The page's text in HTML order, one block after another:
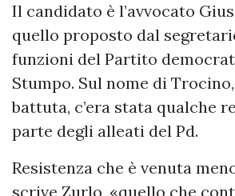
Il candidato è l’avvocato
quello proposto dal
funzioni del Partito
Stumpo. Sul nome di
battuta, c’era stata qualche
parte degli alleati del Pd.
Resistenza che è venuta
scrive Zurlo, «quello che